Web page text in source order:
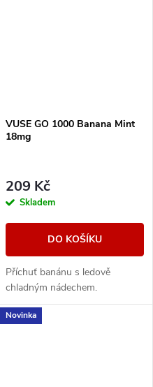
VUSE GO 1000 Banana Mint
18mg
209 Kč
Skladem
DO KOŠÍKU
Příchuť banánu s ledově
chladným nádechem.
Novinka